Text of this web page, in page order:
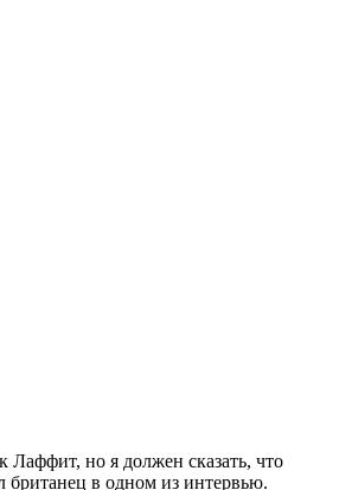
но я должен сказать, что
в одном из интервью.